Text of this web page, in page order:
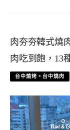
肉夯夯韓式燒
肉吃到飽，13
台中燒烤。台中燒肉